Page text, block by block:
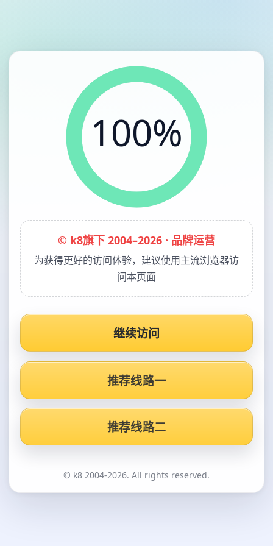
100%
© k8旗下 2004–2026 · 品牌运营
为获得更好的访问体验，建议使用主流浏览器访
问本页面
继续访问
推荐线路一
推荐线路二
© k8 2004-2026. All rights reserved.